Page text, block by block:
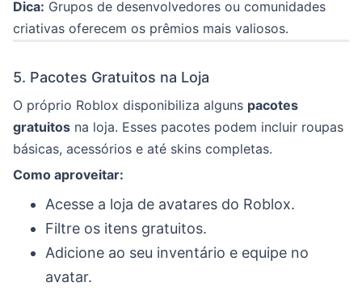
Dica: Grupos de desenvolvedores ou comunidades
criativas oferecem os prêmios mais valiosos.
5. Pacotes Gratuitos na Loja
O próprio Roblox disponibiliza alguns pacotes
gratuitos na loja. Esses pacotes podem incluir roupas
básicas, acessórios e até skins completas.
Como aproveitar:
Acesse a loja de avatares do Roblox.
Filtre os itens gratuitos.
Adicione ao seu inventário e equipe no
avatar.